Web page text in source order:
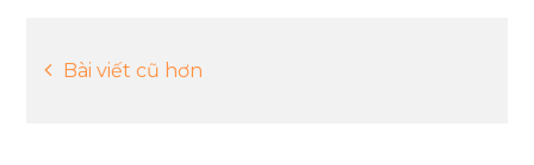
Điều
Bài viết cũ hơn